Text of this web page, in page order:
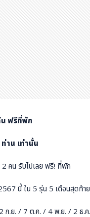
น ฟรีที่พัก
าน เท่านั้น
คน รับไปเลย ฟรี! ที่พัก
นี้ ใน 5 รุ่น 5 เดือนสุดท้า
ก.ย. / 7 ต.ค. / 4 พ.ย. / 2 ธ.ค.